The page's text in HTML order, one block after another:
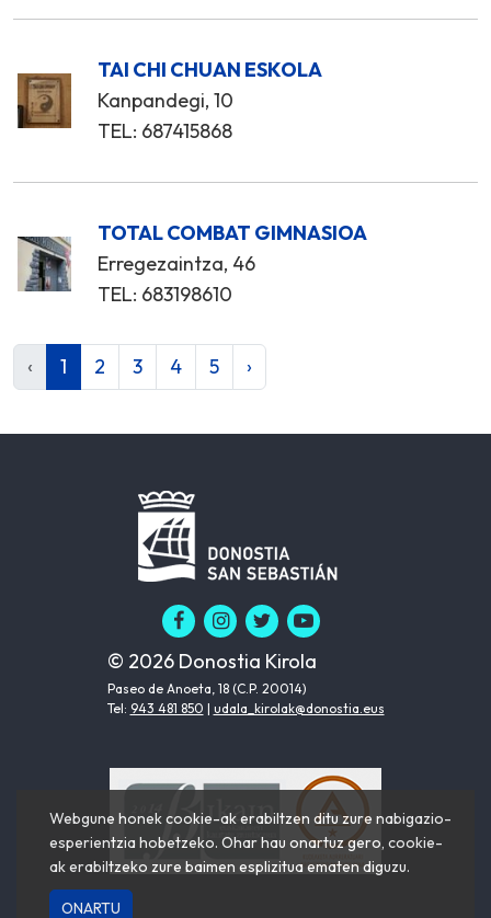
TAI CHI CHUAN ESKOLA
Kanpandegi, 10
TEL: 687415868
TOTAL COMBAT GIMNASIOA
Erregezaintza, 46
TEL: 683198610
‹ 1 2 3 4 5 ›
© 2026 Donostia Kirola
Paseo de Anoeta, 18 (C.P. 20014)
Tel: 943 481 850 | udala_kirolak@donostia.eus
Webgune honek cookie-ak erabiltzen ditu zure nabigazio-
esperientzia hobetzeko. Ohar hau onartuz gero, cookie-
ak erabiltzeko zure baimen esplizitua ematen diguzu.
ONARTU